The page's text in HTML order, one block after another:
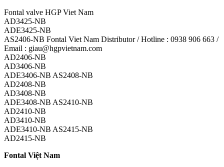
Fontal valve HGP Viet Nam
AD3425-NB
ADE3425-NB
AS2406-NB Fontal Viet Nam Distributor / Hotline : 0938 906 663 /
Email : giau@hgpvietnam.com
AD2406-NB
AD3406-NB
ADE3406-NB AS2408-NB
AD2408-NB
AD3408-NB
ADE3408-NB AS2410-NB
AD2410-NB
AD3410-NB
ADE3410-NB AS2415-NB
AD2415-NB
Fontal Việt Nam